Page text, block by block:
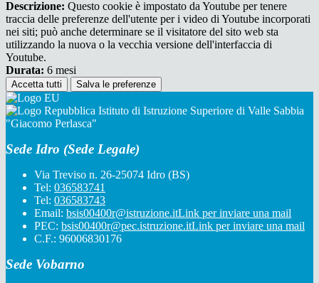
Descrizione: Questo cookie è impostato da Youtube per tenere
traccia delle preferenze dell'utente per i video di Youtube incorporati
nei siti; può anche determinare se il visitatore del sito web sta
utilizzando la nuova o la vecchia versione dell'interfaccia di
Youtube.
Durata: 6 mesi
Accetta tutti Salva le preferenze
Istituto di Istruzione Superiore di Valle Sabbia
"Giacomo Perlasca"
Sede Idro (Sede Legale)
Via Treviso n. 26-25074 Idro (BS)
Tel: 036583741
Tel: 036583743
Email: bsis00400r@istruzione.itLink per inviare una mail
PEC: bsis00400r@pec.istruzione.itLink per inviare una mail
C.F.: 96006830176
Sede Vobarno